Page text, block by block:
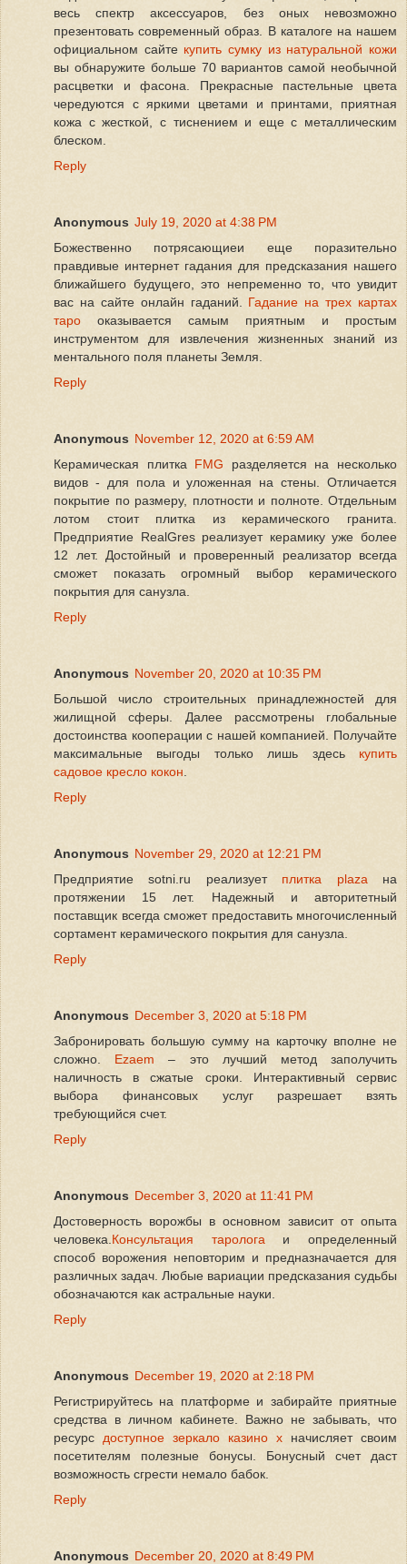
весь спектр аксессуаров, без оных невозможно
презентовать современный образ. В каталоге на нашем
официальном сайте купить сумку из натуральной кожи
вы обнаружите больше 70 вариантов самой необычной
расцветки и фасона. Прекрасные пастельные цвета
чередуются с яркими цветами и принтами, приятная
кожа с жесткой, с тиснением и еще с металлическим
блеском.
Reply
Anonymous July 19, 2020 at 4:38 PM
Божественно потрясающиеи еще поразительно
правдивые интернет гадания для предсказания нашего
ближайшего будущего, это непременно то, что увидит
вас на сайте онлайн гаданий. Гадание на трех картах
таро оказывается самым приятным и простым
инструментом для извлечения жизненных знаний из
ментального поля планеты Земля.
Reply
Anonymous November 12, 2020 at 6:59 AM
Керамическая плитка FMG разделяется на несколько
видов - для пола и уложенная на стены. Отличается
покрытие по размеру, плотности и полноте. Отдельным
лотом стоит плитка из керамического гранита.
Предприятие RealGres реализует керамику уже более
12 лет. Достойный и проверенный реализатор всегда
сможет показать огромный выбор керамического
покрытия для санузла.
Reply
Anonymous November 20, 2020 at 10:35 PM
Большой число строительных принадлежностей для
жилищной сферы. Далее рассмотрены глобальные
достоинства кооперации с нашей компанией. Получайте
максимальные выгоды только лишь здесь купить
садовое кресло кокон
Reply
Anonymous November 29, 2020 at 12:21 PM
Предприятие sotni.ru реализует плитка plaza на
протяжении 15 лет. Надежный и авторитетный
поставщик всегда сможет предоставить многочисленный
сортамент керамического покрытия для санузла.
Reply
Anonymous December 3, 2020 at 5:18 PM
Забронировать большую сумму на карточку вполне не
сложно. Ezaem – это лучший метод заполучить
наличность в сжатые сроки. Интерактивный сервис
выбора финансовых услуг разрешает взять
требующийся счет.
Reply
Anonymous December 3, 2020 at 11:41 PM
Достоверность ворожбы в основном зависит от опыта
человека. Консультация таролога и определенный
способ ворожения неповторим и предназначается для
различных задач. Любые вариации предсказания судьбы
обозначаются как астральные науки.
Reply
Anonymous December 19, 2020 at 2:18 PM
Регистрируйтесь на платформе и забирайте приятные
средства в личном кабинете. Важно не забывать, что
ресурс доступное зеркало казино х начисляет своим
посетителям полезные бонусы. Бонусный счет даст
возможность сгрести немало бабок.
Reply
Anonymous December 20, 2020 at 8:49 PM